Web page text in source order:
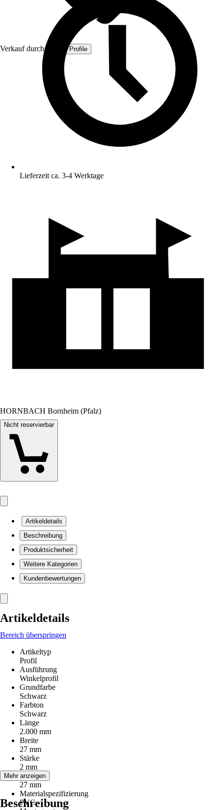
Verkauf durch: Quest Profile
Lieferzeit ca. 3-4 Werktage
HORNBACH Bornheim (Pfalz)
Nicht reservierbar
Artikeldetails
Beschreibung
Produktsicherheit
Weitere Kategorien
Kundenbewertungen
Artikeldetails
Bereich überspringen
Artikeltyp
Profil
Ausführung
Winkelprofil
Grundfarbe
Schwarz
Farbton
Schwarz
Länge
2.000 mm
Breite
27 mm
Stärke
2 mm
Höhe
27 mm
Materialspezifizierung
PVC
Mehr anzeigen
Beschreibung